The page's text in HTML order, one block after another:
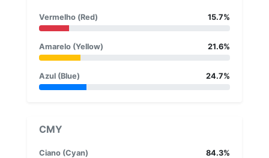
Vermelho (Red) 15.7%
Amarelo (Yellow) 21.6%
Azul (Blue) 24.7%
CMY
Ciano (Cyan) 84.3%